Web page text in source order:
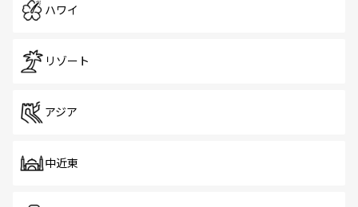
ハワイ
リゾート
アジア
中近東